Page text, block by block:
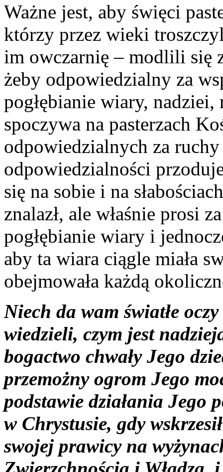
Ważne jest, aby święci
którzy przez wieki
im owczarnię – modlili się
żeby odpowiedzialny za
pogłębianie wiary, nadziei,
spoczywa na pasterzach
odpowiedzialnych za
odpowiedzialności
się na sobie i na
znalazł, ale właśnie prosi
pogłębianie wiary i
aby ta wiara ciągle miała
obejmowała każdą
Niech da wam światłe
wiedzieli, czym jest
bogactwo chwały Jego
przemożny ogrom Jego
podstawie działania Jego
w Chrystusie, gdy
swojej prawicy na